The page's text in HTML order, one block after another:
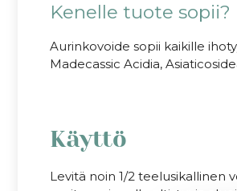
Kenelle tuote sopii?
Aurinkovoide sopii kaikille
Madecassic Acidia,
Käyttö
Levitä noin 1/2 teelusikallinen